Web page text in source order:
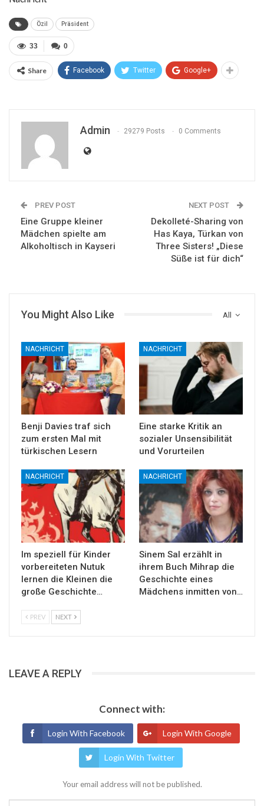
Özil Präsident
0
33
Share Facebook Twitter Google+
Admin 29279 Posts 0 Comments
PREV POST
Eine Gruppe kleiner
Mädchen spielte am
Alkoholtisch in Kayseri
NEXT POST
Dekolleté-Sharing von
Has Kaya, Türkan von
Three Sisters! „Diese
Süße ist für dich“
All
You Might Also Like
NACHRICHT
Benji Davies traf sich
zum ersten Mal mit
türkischen Lesern
NACHRICHT
Eine starke Kritik an
sozialer Unsensibilität
und Vorurteilen
NACHRICHT
Im speziell für Kinder
vorbereiteten Nutuk
lernen die Kleinen die
große Geschichte…
NACHRICHT
Sinem Sal erzählt in
ihrem Buch Mihrap die
Geschichte eines
Mädchens inmitten von…
PREV NEXT
LEAVE A REPLY
Connect with:
Login With Facebook Login With Google
Login With Twitter
Your email address will not be published.